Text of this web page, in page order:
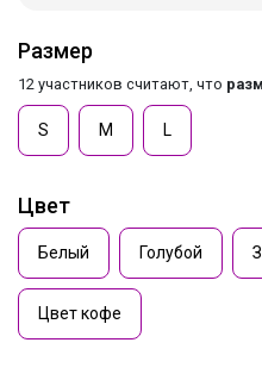
Размер
12 участников считают, что
S M L
Цвет
Белый Голубой
Цвет кофе
Брюнетка
Огромный выбор
Брюнетка